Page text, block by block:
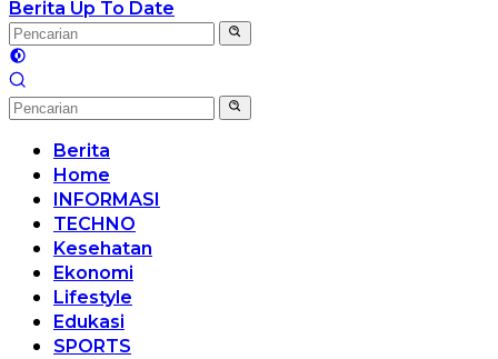
Berita Up To Date
Berita
Home
INFORMASI
TECHNO
Kesehatan
Ekonomi
Lifestyle
Edukasi
SPORTS